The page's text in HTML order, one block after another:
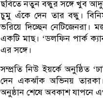
ছবিতে নতুন বন্ধুর সঙ্গে খুব
চুমু এঁকে দেন তার বন্ধু।
ভরিয়ে দিচ্ছেন
একটি মাছ। ‘ডলফিন পার্ক
এর সঙ্গে।
সম্প্রতি নিউ ইয়র্কে অনুষ্ঠিত
দেন একঝাঁক অভিনয় তারকা।
অনুষ্ঠান শেষে অবকাশ যাপনে